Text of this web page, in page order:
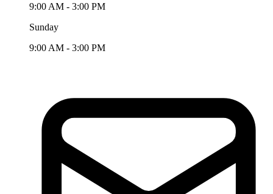
9:00 AM - 3:00 PM
Sunday
9:00 AM - 3:00 PM